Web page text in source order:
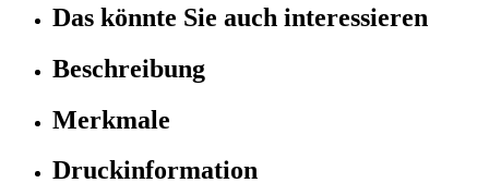
Das könnte Sie auch interessieren
Beschreibung
Merkmale
Druckinformation